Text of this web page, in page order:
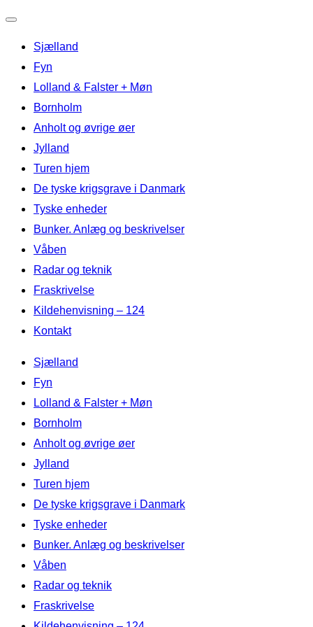
navigation
til/fra
Sjælland
Fyn
Lolland & Falster + Møn
Bornholm
Anholt og øvrige øer
Jylland
Turen hjem
De tyske krigsgrave i Danmark
Tyske enheder
Bunker. Anlæg og beskrivelser
Våben
Radar og teknik
Fraskrivelse
Kildehenvisning – 124
Kontakt
Videre
indhold
Sjælland
Fyn
Lolland & Falster + Møn
Bornholm
Anholt og øvrige øer
Jylland
Turen hjem
De tyske krigsgrave i Danmark
Tyske enheder
Bunker. Anlæg og beskrivelser
Våben
Radar og teknik
Fraskrivelse